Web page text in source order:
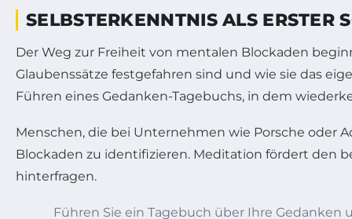
SELBSTERKENNTNIS ALS ERSTER
Der Weg zur Freiheit von mentalen Blockaden
Glaubenssätze festgefahren sind und wie sie das
Führen eines Gedanken-Tagebuchs, in dem
Menschen, die bei Unternehmen wie Porsche oder
Blockaden zu identifizieren. Meditation fördert den
hinterfragen.
Führen Sie ein Tagebuch über Ihre Gedanken